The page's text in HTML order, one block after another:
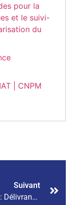
pour la
et le suivi-
du
| CNPM
Suivant
E-Quitus : Délivrance Du Quitus Fiscal Digitalisée Depuis Le 1er Août 2023.